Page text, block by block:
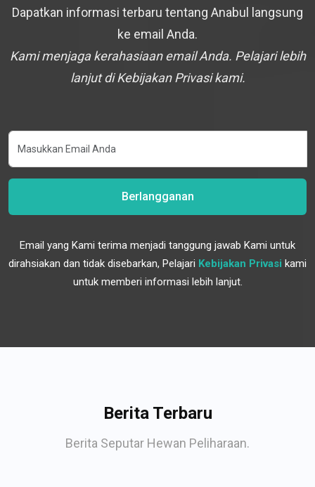
Dapatkan informasi terbaru tentang Anabul langsung
ke email Anda.
Kami menjaga kerahasiaan email Anda. Pelajari lebih
lanjut di Kebijakan Privasi kami.
Berlangganan
Email yang Kami terima menjadi tanggung jawab Kami untuk
dirahsiakan dan tidak disebarkan, Pelajari Kebijakan Privasi kami
untuk memberi informasi lebih lanjut.
Berita Terbaru
Berita Seputar Hewan Peliharaan.